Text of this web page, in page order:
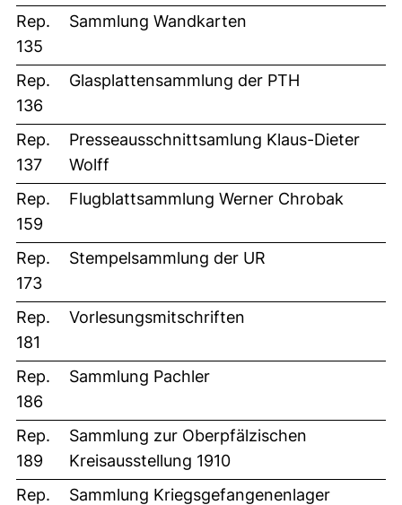
Rep.
135
Sammlung Wandkarten
Rep.
136
Glasplattensammlung der PTH
Rep.
137
Presseausschnittsamlung Klaus-Dieter
Wolff
Rep.
159
Flugblattsammlung Werner Chrobak
Rep.
173
Stempelsammlung der UR
Rep.
181
Vorlesungsmitschriften
Rep.
186
Sammlung Pachler
Rep.
189
Sammlung zur Oberpfälzischen
Kreisausstellung 1910
Rep.
Sammlung Kriegsgefangenenlager